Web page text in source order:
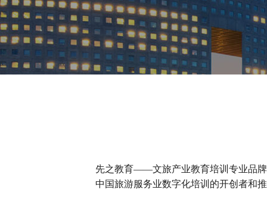
先之教育——文旅产业教育培训专业品牌
中国旅游服务业数字化培训的开创者和